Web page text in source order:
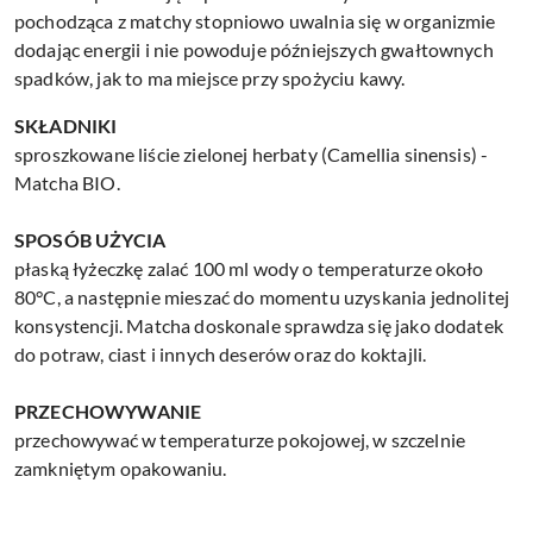
pochodząca z matchy stopniowo uwalnia się w organizmie
dodając energii i nie powoduje późniejszych gwałtownych
spadków, jak to ma miejsce przy spożyciu kawy.
SKŁADNIKI
sproszkowane liście zielonej herbaty (Camellia sinensis) -
Matcha BIO.
SPOSÓB UŻYCIA
płaską łyżeczkę zalać 100 ml wody o temperaturze około
80°C, a następnie mieszać do momentu uzyskania jednolitej
konsystencji. Matcha doskonale sprawdza się jako dodatek
do potraw, ciast i innych deserów oraz do koktajli.
PRZECHOWYWANIE
przechowywać w temperaturze pokojowej, w szczelnie
zamkniętym opakowaniu.